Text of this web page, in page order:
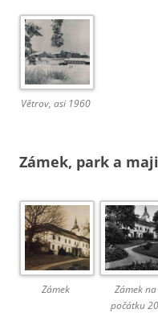
Větrov, asi 1960
Zámek, park a
Zámek
Zámek na
počátku